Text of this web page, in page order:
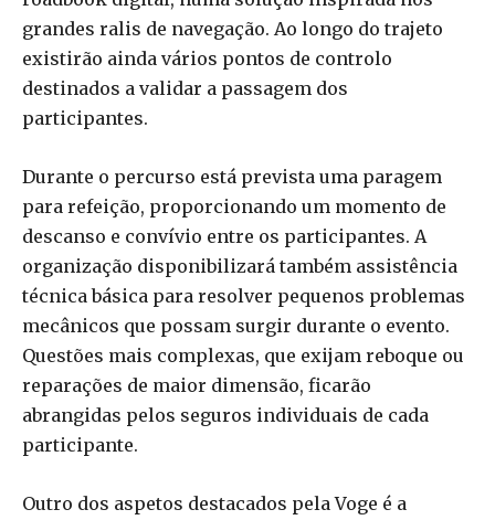
grandes ralis de navegação. Ao longo do trajeto
existirão ainda vários pontos de controlo
destinados a validar a passagem dos
participantes.
Durante o percurso está prevista uma paragem
para refeição, proporcionando um momento de
descanso e convívio entre os participantes. A
organização disponibilizará também assistência
técnica básica para resolver pequenos problemas
mecânicos que possam surgir durante o evento.
Questões mais complexas, que exijam reboque ou
reparações de maior dimensão, ficarão
abrangidas pelos seguros individuais de cada
participante.
Outro dos aspetos destacados pela Voge é a